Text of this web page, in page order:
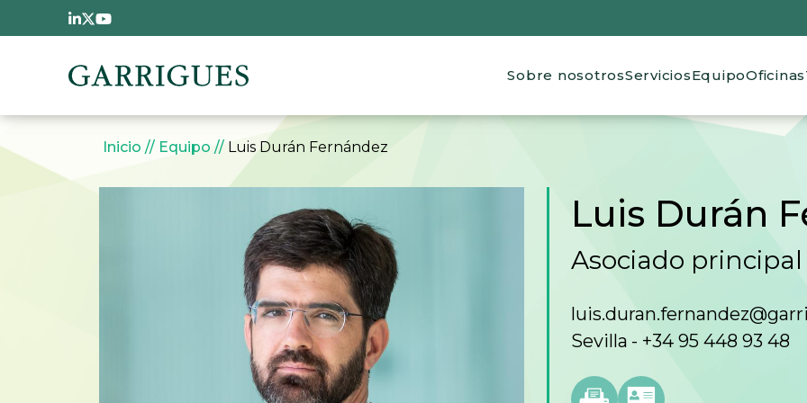
Pasar al contenido principal
Main navigation
Sobre nosotrosServiciosEquipoOficinas
Sobrescribir enlaces de ayuda a la navegación
Inicio Equipo Luis Durán Fernández
Luis Durán
Asociado principal
Sevilla
+34 95 448 93 48